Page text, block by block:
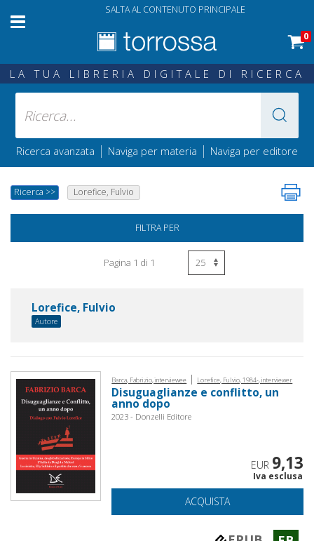
SALTA AL CONTENUTO PRINCIPALE
0
LA TUA LIBRERIA DIGITALE DI RICERCA
Ricerca avanzata | Naviga per materia | Naviga per editore
Ricerca >> Lorefice, Fulvio
FILTRA PER
Pagina 1 di 1
Lorefice, Fulvio
Autore
Barca, Fabrizio, interviewee | Lorefice, Fulvio, 1984-, interviewer
Disuguaglianze e conflitto, un
anno dopo
2023 - Donzelli Editore
EUR 9,13
Iva esclusa
ACQUISTA